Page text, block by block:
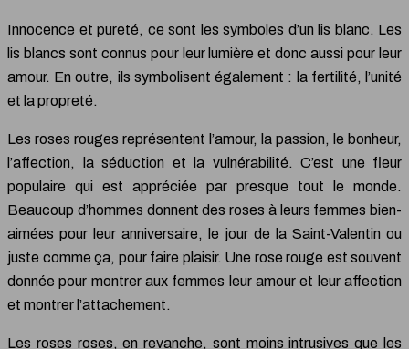
Innocence et pureté, ce sont les symboles d’un lis blanc. Les
lis blancs sont connus pour leur lumière et donc aussi pour leur
amour. En outre, ils symbolisent également : la fertilité, l’unité
et la propreté.
Les roses rouges représentent l’amour, la passion, le bonheur,
l’affection, la séduction et la vulnérabilité. C’est une fleur
populaire qui est appréciée par presque tout le monde.
Beaucoup d’hommes donnent des roses à leurs femmes bien-
aimées pour leur anniversaire, le jour de la Saint-Valentin ou
juste comme ça, pour faire plaisir. Une rose rouge est souvent
donnée pour montrer aux femmes leur amour et leur affection
et montrer l’attachement.
Les roses roses, en revanche, sont moins intrusives que les